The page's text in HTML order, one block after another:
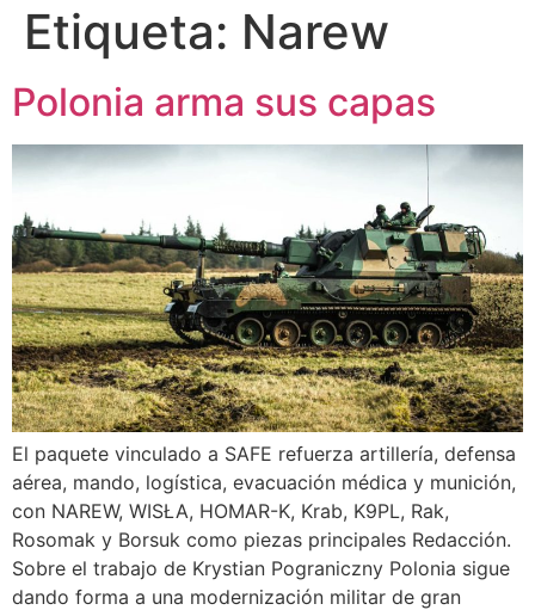
Etiqueta: Narew
Polonia arma sus capas
El paquete vinculado a SAFE refuerza artillería, defensa
aérea, mando, logística, evacuación médica y munición,
con NAREW, WISŁA, HOMAR-K, Krab, K9PL, Rak,
Rosomak y Borsuk como piezas principales Redacción.
Sobre el trabajo de Krystian Pograniczny Polonia sigue
dando forma a una modernización militar de gran